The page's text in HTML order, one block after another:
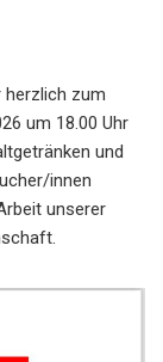
herzlich zum
um 18.00 Uhr
und
innen
unserer